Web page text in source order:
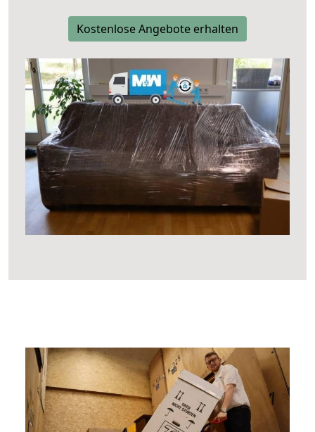
Kostenlose Angebote erhalten